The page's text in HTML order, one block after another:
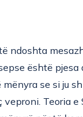
ndoshta
është
mënyra se si ju
veproni. Teoria